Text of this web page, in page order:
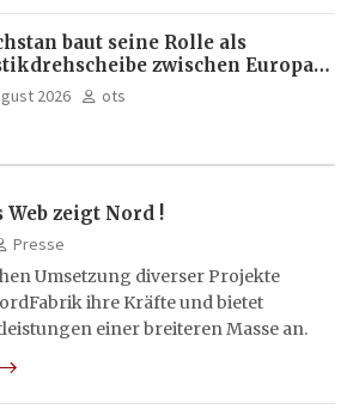
baut seine Rolle als
zwischen Europa
aus
2026 ots
zeigt Nord !
Presse
Umsetzung diverser Projekte
ihre Kräfte und bietet
einer breiteren Masse an.